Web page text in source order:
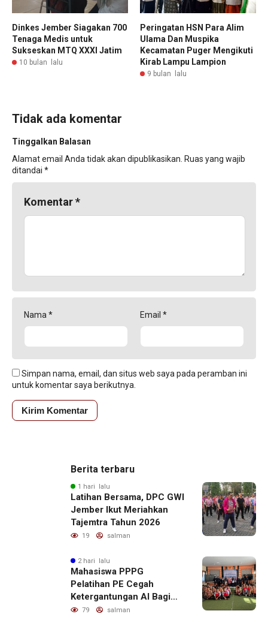
Dinkes Jember Siagakan 700
Tenaga Medis untuk
Sukseskan MTQ XXXI Jatim
10 bulan lalu
Peringatan HSN Para Alim
Ulama Dan Muspika
Kecamatan Puger Mengikuti
Kirab Lampu Lampion
9 bulan lalu
Tidak ada komentar
Tinggalkan Balasan
Alamat email Anda tidak akan dipublikasikan. Ruas yang wajib
ditandai *
Komentar*
Nama * Email *
Simpan nama, email, dan situs web saya pada peramban ini
untuk komentar saya berikutnya.
Berita terbaru
1 hari lalu
Latihan Bersama, DPC GWI
Jember Ikut Meriahkan
Tajemtra Tahun 2026
19 salman
2 hari lalu
Mahasiswa PPPG
Pelatihan PE Cegah
Ketergantungan AI Bagi
79 salman